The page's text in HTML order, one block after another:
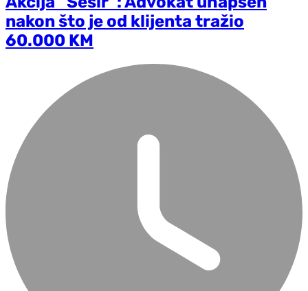
nakon što je od klijenta tražio
60.000 KM